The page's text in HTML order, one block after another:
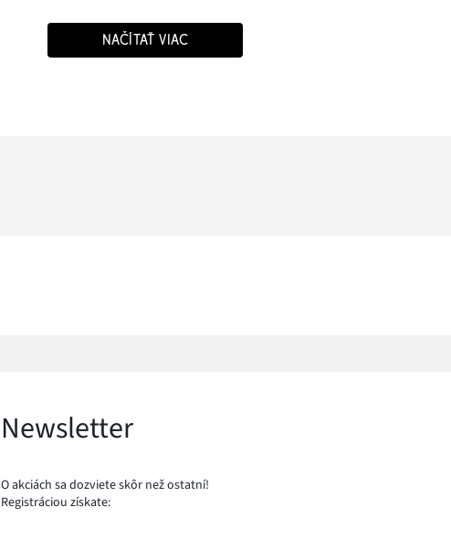
NAČÍTAŤ VIAC
Newsletter
O akciách sa dozviete skôr než ostatní!
Registráciou získate: